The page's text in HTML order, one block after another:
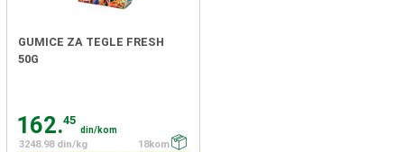
GUMICE ZA TEGLE FRESH
50G
162.45
din/kom
3248.98 din/kg
18kom